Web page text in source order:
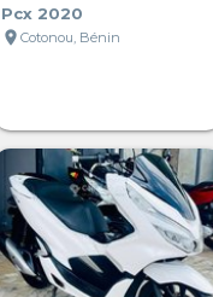
Pcx 2020
location_on Cotonou, Bénin